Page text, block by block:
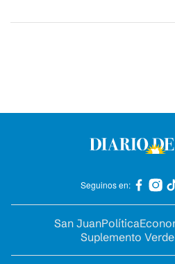
Seguinos en:
San JuanPolítica
Suplemento Verde